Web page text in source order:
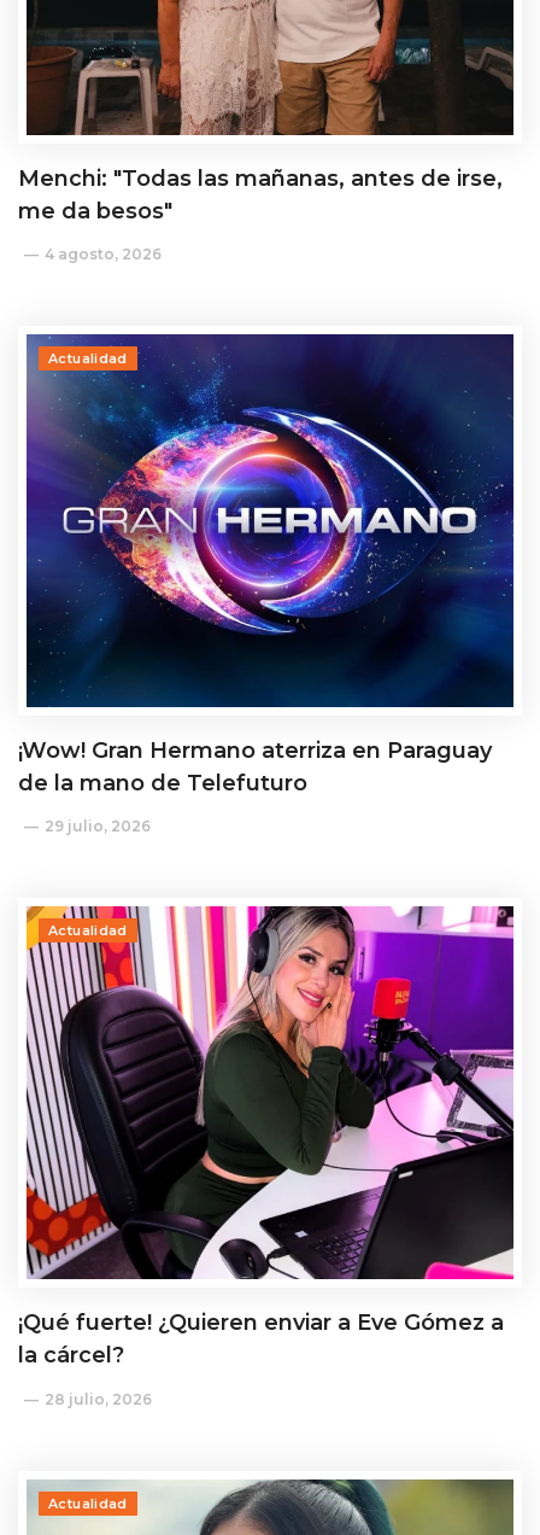
Menchi: "Todas las mañanas, antes de irse,
me da besos"
4 agosto, 2026
Actualidad
¡Wow! Gran Hermano aterriza en Paraguay
de la mano de Telefuturo
29 julio, 2026
Actualidad
¡Qué fuerte! ¿Quieren enviar a Eve Gómez a
la cárcel?
28 julio, 2026
Actualidad